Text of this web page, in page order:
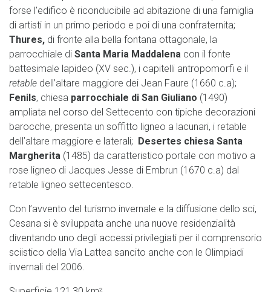
forse l’edifico è riconducibile ad abitazione di una famiglia
di artisti in un primo periodo e poi di una confraternita;
Thures, di fronte alla bella fontana ottagonale, la
parrocchiale di Santa Maria Maddalena con il fonte
battesimale lapideo (XV sec.), i capitelli antropomorfi e il
retable dell’altare maggiore dei Jean Faure (1660 c.a);
Fenils, chiesa parrocchiale di San Giuliano (1490)
ampliata nel corso del Settecento con tipiche decorazioni
barocche, presenta un soffitto ligneo a lacunari, i retable
dell’altare maggiore e laterali; Desertes chiesa Santa
Margherita (1485) da caratteristico portale con motivo a
rose ligneo di Jacques Jesse di Embrun (1670 c.a) dal
retable ligneo settecentesco.
Con l’avvento del turismo invernale e la diffusione dello sci,
Cesana si è sviluppata anche una nuove residenzialità
diventando uno degli accessi privilegiati per il comprensorio
sciistico della Via Lattea sancito anche con le Olimpiadi
invernali del 2006.